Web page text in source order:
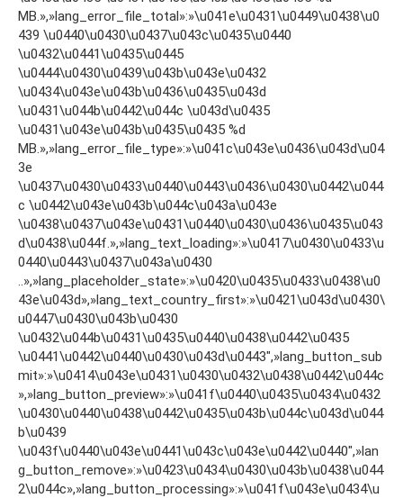
MB.»,»lang_error_file_total»:»\u041e\u0431\u0449\u0438\u0
439 \u0440\u0430\u0437\u043c\u0435\u0440
\u0432\u0441\u0435\u0445
\u0444\u0430\u0439\u043b\u043e\u0432
\u0434\u043e\u043b\u0436\u0435\u043d
\u0431\u044b\u0442\u044c \u043d\u0435
\u0431\u043e\u043b\u0435\u0435 %d
MB.»,»lang_error_file_type»:»\u041c\u043e\u0436\u043d\u04
3e
\u0437\u0430\u0433\u0440\u0443\u0436\u0430\u0442\u044
c \u0442\u043e\u043b\u044c\u043a\u043e
\u0438\u0437\u043e\u0431\u0440\u0430\u0436\u0435\u043
d\u0438\u044f.»,»lang_text_loading»:»\u0417\u0430\u0433\u
0440\u0443\u0437\u043a\u0430
..»,»lang_placeholder_state»:»\u0420\u0435\u0433\u0438\u0
43e\u043d»,»lang_text_country_first»:»\u0421\u043d\u0430\
u0447\u0430\u043b\u0430
\u0432\u044b\u0431\u0435\u0440\u0438\u0442\u0435
\u0441\u0442\u0440\u0430\u043d\u0443″,»lang_button_sub
mit»:»\u0414\u043e\u0431\u0430\u0432\u0438\u0442\u044c
»,»lang_button_preview»:»\u041f\u0440\u0435\u0434\u0432
\u0430\u0440\u0438\u0442\u0435\u043b\u044c\u043d\u044
b\u0439
\u043f\u0440\u043e\u0441\u043c\u043e\u0442\u0440″,»lan
g_button_remove»:»\u0423\u0434\u0430\u043b\u0438\u044
2\u044c»,»lang_button_processing»:»\u041f\u043e\u0434\u